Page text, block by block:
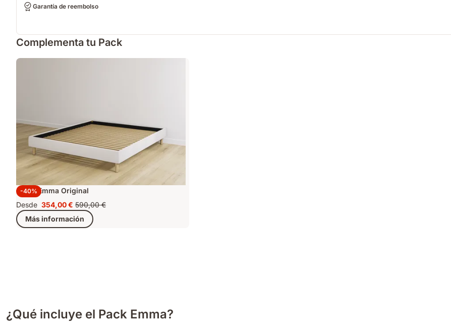
Garantía de reembolso
Complementa tu Pack
-40%
Cama Emma Original
Desde Precio
354,00 €
354,00 € Precio
original
590,00 €
590,00 €
Más información
¿Qué incluye el Pack Emma?